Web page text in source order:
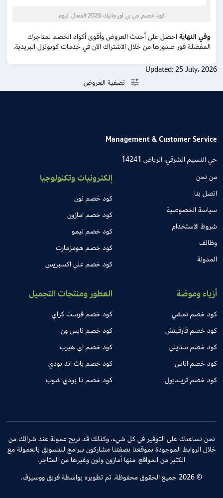
كود خصم جي بي اورجانيك 2026 الفعال اليوم
وفي النهايةاحصل على أحدث العروض وأقوى أكواد الخصم لمتاجرك
المفضلة فور صدورها من خلال الاشتراك الآن في خدمات كوبونزل البريدية.
Updated: 25 July، 2026
تصفية العروض
Management & Customer Service
حي النسيم الشرقي، الرياض 14241
من نحن
اتصل بنا
سياسة الخصوصية
شروط الاستخدام
وظائف
المدونة
إلكترونيات وتكنولوجيا
كود خصم نون
كود خصم امازون
كود خصم تيمو
كود خصم هومزمارت
كود خصم علي اكسبريس
أزياء وموضة
كود خصم نمشي
كود خصم فارفيتش
كود خصم ستايلي
كود خصم اناس
كود خصم ترينديول
العطور ومنتجات التجميل
كود خصم فرست كراي
كود خصم نايس ون
كود خصم اي هيرب
كود خصم باث اند بودي
كود خصم ذا بودي شوب
نحن نساعدك على التوفير في كل شيء، وكذلك قد نربح عمولة عند شرائك من
خلال الروابط الموجودة بموقعنا بصفتنا مشاركون ببرامج للتسويق بالعمولة مع
الكثير من المواقع، منها أمازون ونون وغيرها من المتاجر.
© 2026 جميع الحقوق محفوظة. تم تطويره بواسطة فريق ووسيرف.